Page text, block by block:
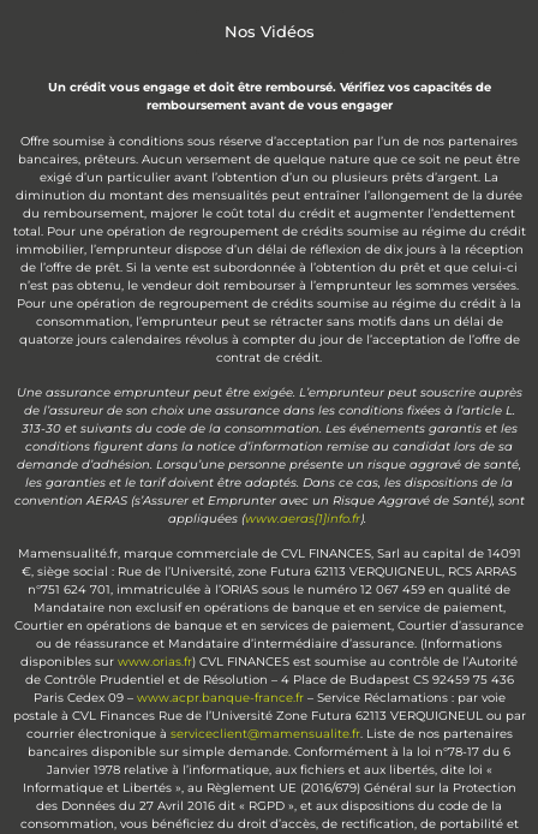
Nos Vidéos
Un crédit vous engage et doit être remboursé. Vérifiez vos capacités de
remboursement avant de vous engager
Offre soumise à conditions sous réserve d’acceptation par l’un de nos partenaires
bancaires, prêteurs. Aucun versement de quelque nature que ce soit ne peut être
exigé d’un particulier avant l’obtention d’un ou plusieurs prêts d’argent. La
diminution du montant des mensualités peut entraîner l’allongement de la durée
du remboursement, majorer le coût total du crédit et augmenter l’endettement
total. Pour une opération de regroupement de crédits soumise au régime du crédit
immobilier, l’emprunteur dispose d’un délai de réflexion de dix jours à la réception
de l’offre de prêt. Si la vente est subordonnée à l’obtention du prêt et que celui-ci
n’est pas obtenu, le vendeur doit rembourser à l’emprunteur les sommes versées.
Pour une opération de regroupement de crédits soumise au régime du crédit à la
consommation, l’emprunteur peut se rétracter sans motifs dans un délai de
quatorze jours calendaires révolus à compter du jour de l’acceptation de l’offre de
contrat de crédit.
Une assurance emprunteur peut être exigée. L’emprunteur peut souscrire auprès
de l’assureur de son choix une assurance dans les conditions fixées à l’article L.
313-30 et suivants du code de la consommation. Les événements garantis et les
conditions figurent dans la notice d’information remise au candidat lors de sa
demande d’adhésion. Lorsqu’une personne présente un risque aggravé de santé,
les garanties et le tarif doivent être adaptés. Dans ce cas, les dispositions de la
convention AERAS (s’Assurer et Emprunter avec un Risque Aggravé de Santé), sont
appliquées (www.aeras[1]info.fr).
Mamensualité.fr, marque commerciale de CVL FINANCES, Sarl au capital de 14091
€, siège social : Rue de l’Université, zone Futura 62113 VERQUIGNEUL, RCS ARRAS
n°751 624 701, immatriculée à l’ORIAS sous le numéro 12 067 459 en qualité de
Mandataire non exclusif en opérations de banque et en service de paiement,
Courtier en opérations de banque et en services de paiement, Courtier d’assurance
ou de réassurance et Mandataire d’intermédiaire d’assurance. (Informations
disponibles sur www.orias.fr) CVL FINANCES est soumise au contrôle de l’Autorité
de Contrôle Prudentiel et de Résolution – 4 Place de Budapest CS 92459 75 436
Paris Cedex 09 – www.acpr.banque-france.fr– Service Réclamations : par voie
postale à CVL Finances Rue de l’Université Zone Futura 62113 VERQUIGNEUL ou par
courrier électronique à serviceclient@mamensualite.fr. Liste de nos partenaires
bancaires disponible sur simple demande. Conformément à la loi n°78-17 du 6
Janvier 1978 relative à l’informatique, aux fichiers et aux libertés, dite loi «
Informatique et Libertés », au Règlement UE (2016/679) Général sur la Protection
des Données du 27 Avril 2016 dit « RGPD », et aux dispositions du code de la
consommation, vous bénéficiez du droit d’accès, de rectification, de portabilité et